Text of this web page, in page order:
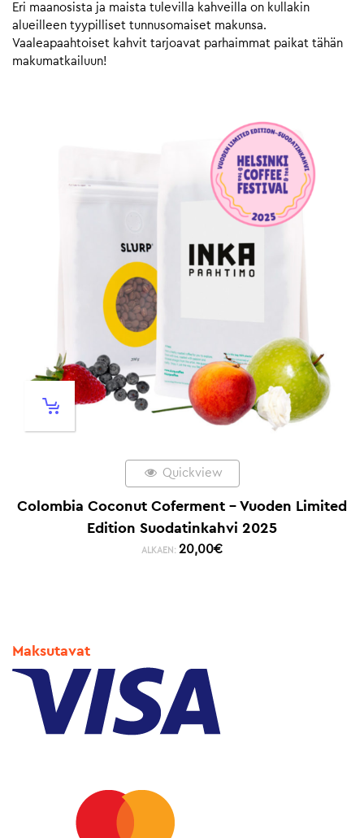
Eri maanosista ja maista tulevilla kahveilla on kullakin
alueilleen tyypilliset tunnusomaiset makunsa.
Vaaleapaahtoiset kahvit tarjoavat parhaimmat paikat tähän
makumatkailuun!
Quickview
Colombia Coconut Coferment – Vuoden Limited
Edition Suodatinkahvi 2025
ALKAEN: 20,00€
Maksutavat